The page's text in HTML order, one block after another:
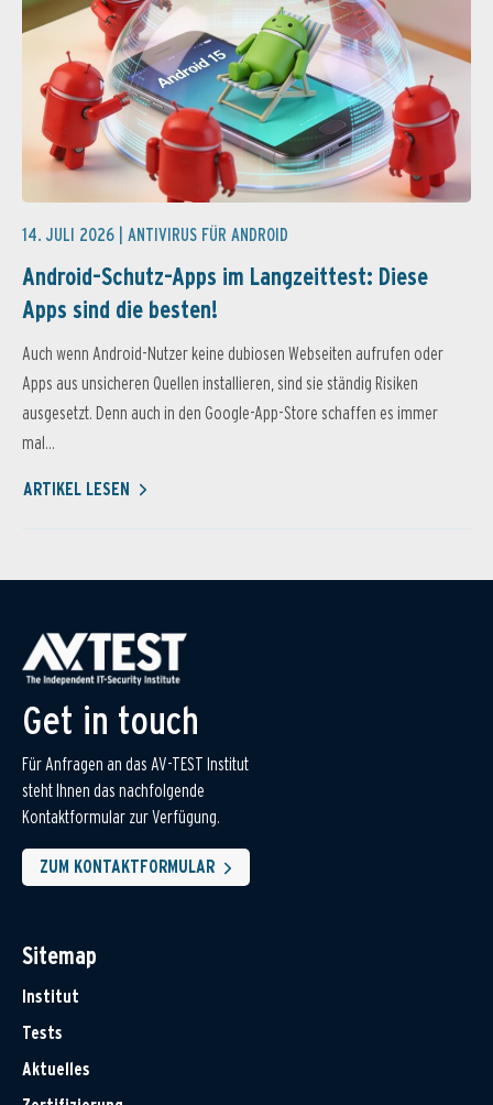
14. JULI 2026 | ANTIVIRUS FÜR ANDROID
Android-Schutz-Apps im Langzeittest: Diese
Apps sind die besten!
Auch wenn Android-Nutzer keine dubiosen Webseiten aufrufen oder
Apps aus unsicheren Quellen installieren, sind sie ständig Risiken
ausgesetzt. Denn auch in den Google-App-Store schaffen es immer
mal...
ARTIKEL LESEN
Get in touch
Für Anfragen an das AV-TEST Institut
steht Ihnen das nachfolgende
Kontaktformular zur Verfügung.
ZUM KONTAKTFORMULAR
Sitemap
Institut
Tests
Aktuelles